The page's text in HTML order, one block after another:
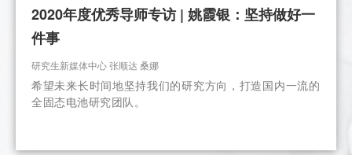
2020年度优秀导师专访 | 姚霞银：坚持做好一
件事
研究生新媒体中心 张顺达 桑娜
希望未来长时间地坚持我们的研究方向，打造国内一流的
全固态电池研究团队。